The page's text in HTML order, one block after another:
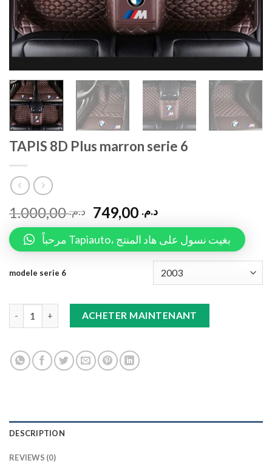
TAPIS 8D Plus marron serie 6
د.م.1.000,00 د.م.
مرحباً Tapiauto، بغيت نسول على هاد المنتج
modele serie 6
TAPIS 8D Plus marron serie 6 quantity
ACHETER MAINTENANT
DESCRIPTION
REVIEWS (0)